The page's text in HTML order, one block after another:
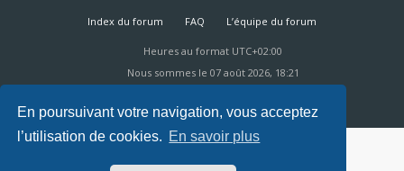
En poursuivant votre navigation, vous acceptez
l’utilisation de cookies. En savoir plus
Index du forum FAQ L’équipe du forum
Heures au format UTC+02:00
Nous sommes le 07 août 2026, 18:21
Ravaio Theme by